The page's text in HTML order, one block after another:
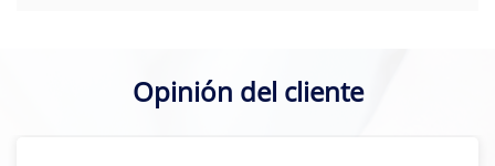
Opinión del cliente